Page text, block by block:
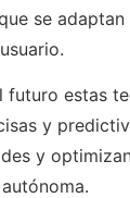
se adaptan
futuro estas
y
y